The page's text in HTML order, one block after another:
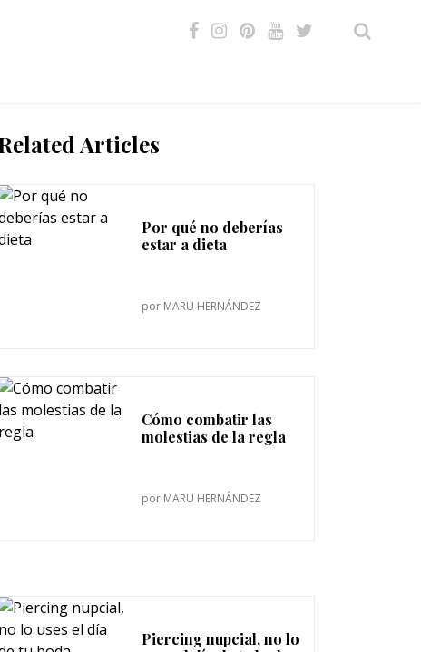
Articles
Por qué no deberías
estar a dieta
por MARU HERNÁNDEZ
Cómo combatir las
molestias de la regla
por MARU HERNÁNDEZ
Piercing nupcial, no lo